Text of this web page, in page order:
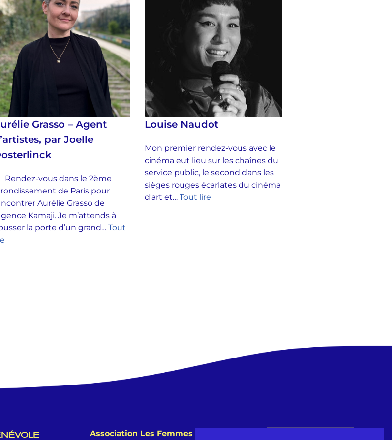
Grasso – Agent
par Joelle
vous dans le 2ème
de Paris pour
Aurélie Grasso de
Kamaji. Je m’attends à
la porte d’un grand… Tout
Louise Naudot
Mon premier rendez-vous avec le
cinéma eut lieu sur les chaînes du
service public, le second dans les
sièges rouges écarlates du cinéma
d’art et…Tout lire
Association Les Femmes